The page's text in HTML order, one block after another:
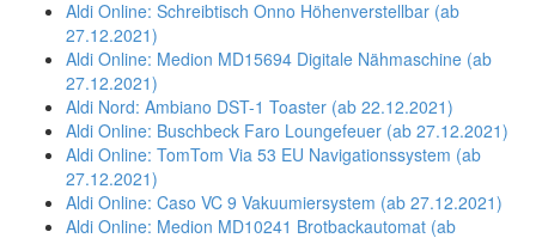
Aldi Online: Schreibtisch Onno Höhenverstellbar (ab
27.12.2021)
Aldi Online: Medion MD15694 Digitale Nähmaschine (ab
27.12.2021)
Aldi Nord: Ambiano DST-1 Toaster (ab 22.12.2021)
Aldi Online: Buschbeck Faro Loungefeuer (ab 27.12.2021)
Aldi Online: TomTom Via 53 EU Navigationssystem (ab
27.12.2021)
Aldi Online: Caso VC 9 Vakuumiersystem (ab 27.12.2021)
Aldi Online: Medion MD10241 Brotbackautomat (ab